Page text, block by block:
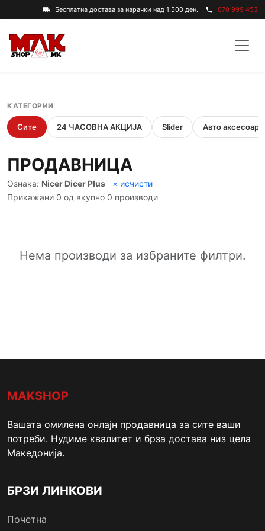
local_shipping Бесплатна достава за нарачки над 1.500 ден. phone 070 999 453
КАТЕГОРИИ
Сите 24 ЧАСОВНА АКЦИЈА Slider Авто аксесоари
ПРОДАВНИЦА
Ознака: Nicer Dicer Plus
× исчисти
Прикажани 0 од вкупно 0 производи
Нема производи за избраните филтри.
MAKSHOP
Вашата омилена онлајн продавница за сите ваши
потреби. Нудиме квалитет и брза достава низ цела
Македонија.
БРЗИ ЛИНКОВИ
Почетна